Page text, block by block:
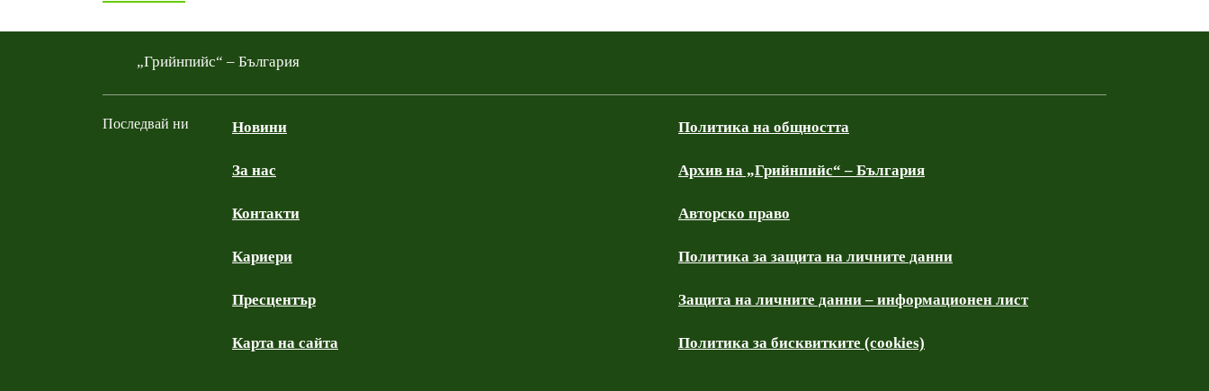
„Грийнпийс“ – България
Последвай ни Новини
За нас
Контакти
Кариери
Пресцентър
Карта на сайта
Политика на общността
Архив на „Грийнпийс“ – България
Авторско право
Политика за защита на личните данни
Защита на личните данни – информационен лист
Политика за бисквитките (cookies)